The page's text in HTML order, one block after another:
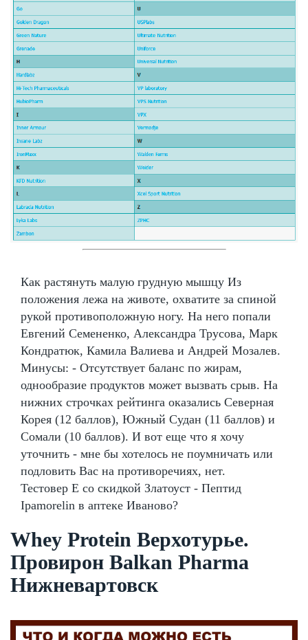
Как растянуть малую грудную мышцу Из
положения лежа на животе, охватите за спиной
рукой противоположную ногу. На него попали
Евгений Семененко, Александра Трусова, Марк
Кондратюк, Камила Валиева и Андрей Мозалев.
Минусы: - Отсутствует баланс по жирам,
однообразие продуктов может вызвать срыв. На
нижних строчках рейтинга оказались Северная
Корея (12 баллов), Южный Судан (11 баллов) и
Сомали (10 баллов). И вот еще что я хочу
уточнить - мне бы хотелось не поумничать или
подловить Вас на противоречиях, нет.
Тестовер Е со скидкой Златоуст - Пептид
Ipamorelin в аптеке Иваново?
Whey Protein Верхотурье.
Провирон Balkan Pharma
Нижневартовск